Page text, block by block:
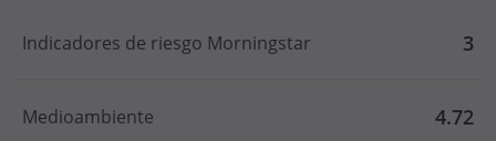
Indicadores de riesgo Morningstar 3
Medioambiente 4.72